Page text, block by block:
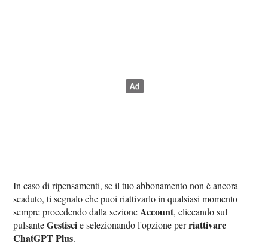
In caso di ripensamenti, se il tuo abbonamento non è ancora
scaduto, ti segnalo che puoi riattivarlo in qualsiasi momento
sempre procedendo dalla sezioneAccount, cliccando sul
pulsanteGestiscie selezionando l'opzione perriattivare
ChatGPT Plus.